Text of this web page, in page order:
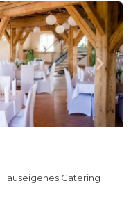
Hauseigenes Catering